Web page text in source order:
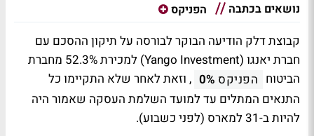
נושאים בכתבה הפניקס
קבוצת דלק הודיעה הבוקר לבורסה על תיקון ההסכם עם
חברת יאנגו (Yango Investment) למכירת 52.3% מחברת
הביטוח הפניקס 0% , וזאת לאחר שלא התקיימו כל
התנאים המתלים עד למועד השלמת העסקה שאמור היה
להיות ב-31 למארס (לפני כשבוע).